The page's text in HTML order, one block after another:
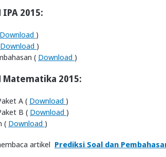
2015:
Download )
Download )
( Download )
Matematika 2015:
A ( Download )
B ( Download )
( Download )
artikel Prediksi Soal dan